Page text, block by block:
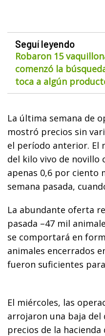
Seguí leyendo
Robaron 15
comenzó la
toca a algún
La última semana de
mostró precios sin
el período anterior. El
del kilo vivo de novillo
apenas 0,6 por ciento
semana pasada,
La abundante oferta
pasada –47 mil
se comportará en
animales encerrados
fueron suficientes
El miércoles, las
arrojaron una baja
precios de la